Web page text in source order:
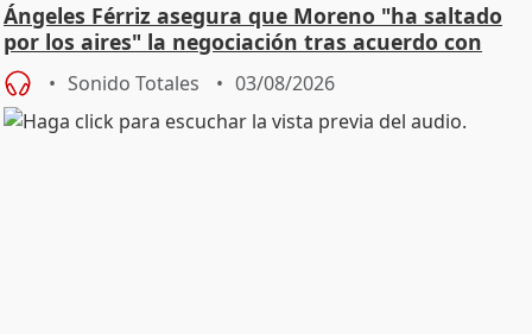
Ángeles Férriz asegura que Moreno "ha saltado
por los aires" la negociación tras acuerdo con
SMA
Sonido Totales 03/08/2026